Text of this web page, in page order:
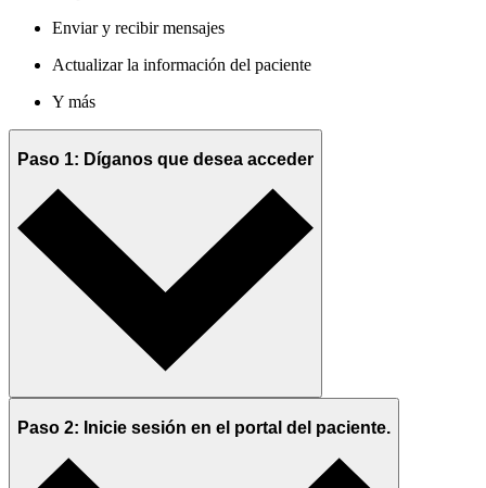
Enviar y recibir mensajes
Actualizar la información del paciente
Y más
Paso 1: Díganos que desea acceder
Paso 2: Inicie sesión en el portal del paciente.